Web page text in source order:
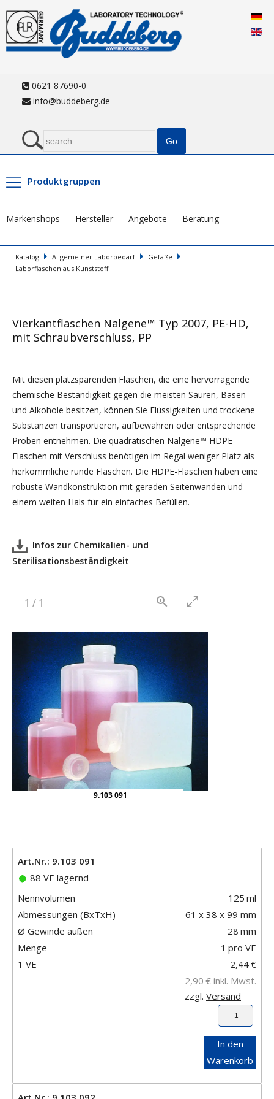
0621 87690-0
info@buddeberg.de
Produktgruppen
Markenshops Hersteller Angebote Beratung
Katalog Allgemeiner Laborbedarf
Gefäße
Laborflaschen aus Kunststoff
Vierkantflaschen Nalgene™ Typ 2007, PE-HD,
mit Schraubverschluss, PP
Mit diesen platzsparenden Flaschen, die eine hervorragende
chemische Beständigkeit gegen die meisten Säuren, Basen
und Alkohole besitzen, können Sie Flüssigkeiten und trockene
Substanzen transportieren, aufbewahren oder entsprechende
Proben entnehmen. Die quadratischen Nalgene™ HDPE-
Flaschen mit Verschluss benötigen im Regal weniger Platz als
herkömmliche runde Flaschen. Die HDPE-Flaschen haben eine
robuste Wandkonstruktion mit geraden Seitenwänden und
einem weiten Hals für ein einfaches Befüllen.
Infos zur Chemikalien- und
Sterilisationsbeständigkeit
9.103 091
1 / 1
Art.Nr.: 9.103 091
88 VE lagernd
Nennvolumen
125 ml
Abmessungen (BxTxH)
61 x 38 x 99 mm
Ø Gewinde außen
28 mm
Menge
1 pro VE
1 VE
2,44€
2,90 € inkl. Mwst.
zzgl. Versand
In den
Warenkorb